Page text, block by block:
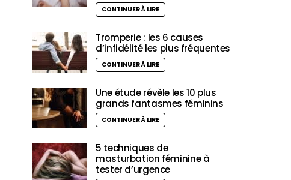
CONTINUER À LIRE
Tromperie : les 6 causes
d’infidélité les plus fréquentes
CONTINUER À LIRE
Une étude révèle les 10 plus
grands fantasmes féminins
CONTINUER À LIRE
5 techniques de
masturbation féminine à
tester d’urgence